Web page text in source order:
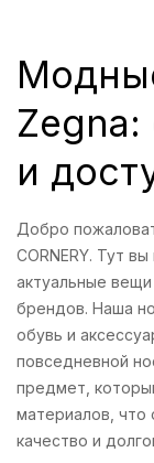
Zegna:
и
Добро
CORNERY. Тут
актуальные
брендов. Наша
обувь и
повседневной
предмет,
материалов, что
качество и